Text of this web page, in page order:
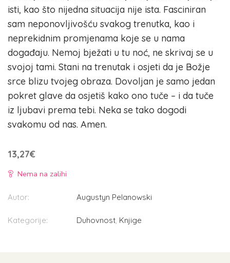
isti, kao što nijedna situacija nije ista. Fasciniran
sam neponovljivošću svakog trenutka, kao i
neprekidnim promjenama koje se u nama
događaju. Nemoj bježati u tu noć, ne skrivaj se u
svojoj tami. Stani na trenutak i osjeti da je Božje
srce blizu tvojeg obraza. Dovoljan je samo jedan
pokret glave da osjetiš kako ono tuče – i da tuče
iz ljubavi prema tebi. Neka se tako dogodi
svakomu od nas. Amen.
13,27€
Nema na zalihi
Autor: Augustyn Pelanowski
Kategorije: Duhovnost, Knjige